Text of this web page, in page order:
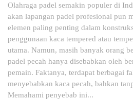
Olahraga padel semakin populer di
akan lapangan padel profesional pun
elemen paling penting dalam
penggunaan kaca tempered atau
utama. Namun, masih banyak orang
padel pecah hanya disebabkan oleh
pemain. Faktanya, terdapat berbagai
menyebabkan kaca pecah, bahkan
Memahami penyebab ini...